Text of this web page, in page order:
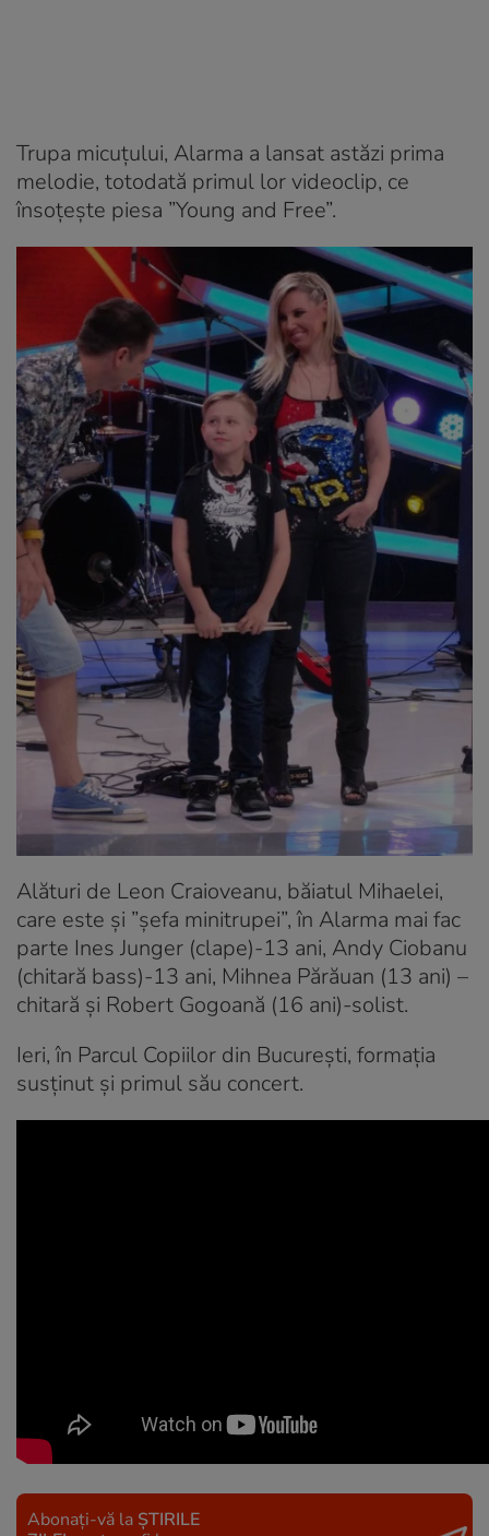
Trupa micuțului, Alarma a lansat astăzi prima
melodie, totodată primul lor videoclip, ce
însoțește piesa ”Young and Free”.
Alături de Leon Craioveanu, băiatul Mihaelei,
care este și ”șefa minitrupei”, în Alarma mai fac
parte Ines Junger (clape)-13 ani, Andy Ciobanu
(chitară bass)-13 ani, Mihnea Părăuan (13 ani) –
chitară și Robert Gogoană (16 ani)-solist.
Ieri, în Parcul Copiilor din București, formația
susținut și primul său concert.
Abonați-vă la ȘTIRILE